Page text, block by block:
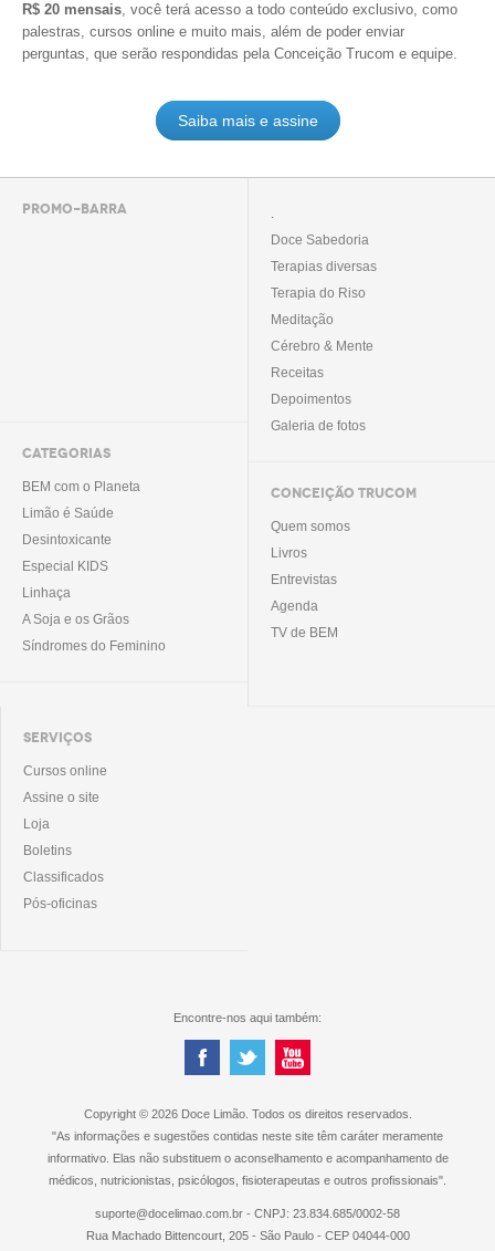
R$ 20 mensais, você terá acesso a todo conteúdo exclusivo, como
palestras, cursos online e muito mais, além de poder enviar
perguntas, que serão respondidas pela Conceição Trucom e equipe.
Saiba mais e assine
PROMO-BARRA
CATEGORIAS
BEM com o Planeta
Limão é Saúde
Desintoxicante
Especial KIDS
Linhaça
A Soja e os Grãos
Síndromes do Feminino
.
Doce Sabedoria
Terapias diversas
Terapia do Riso
Meditação
Cérebro & Mente
Receitas
Depoimentos
Galeria de fotos
CONCEIÇÃO TRUCOM
Quem somos
Livros
Entrevistas
Agenda
TV de BEM
SERVIÇOS
Cursos online
Assine o site
Loja
Boletins
Classificados
Pós-oficinas
Encontre-nos aqui também:
Copyright © 2026 Doce Limão. Todos os direitos reservados.
"As informações e sugestões contidas neste site têm caráter meramente
informativo. Elas não substituem o aconselhamento e acompanhamento de
médicos, nutricionistas, psicólogos, fisioterapeutas e outros profissionais".
suporte@docelimao.com.br - CNPJ: 23.834.685/0002-58
Rua Machado Bittencourt, 205 - São Paulo - CEP 04044-000